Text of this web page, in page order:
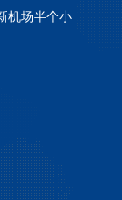
机场半个小